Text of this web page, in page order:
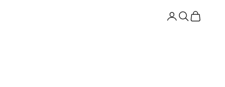
Відкрити сторінку
Відкрити пошук
Відкрити